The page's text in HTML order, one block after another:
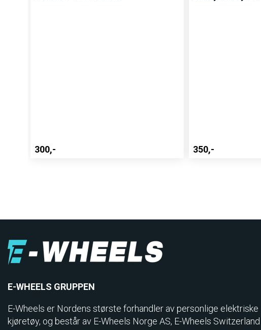
300,- 350,-
E-WHEELS GRUPPEN
E-Wheels er Nordens største forhandler av personlige elektriske
kjøretøy, og består av E-Wheels Norge AS, E­-Wheels Switzerland